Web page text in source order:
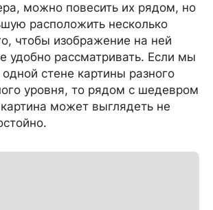
можно повесить их рядом, но
расположить несколько
чтобы изображение на ней
удобно рассматривать. Если мы
стене картины разного
уровня, то рядом с шедевром
может выглядеть не